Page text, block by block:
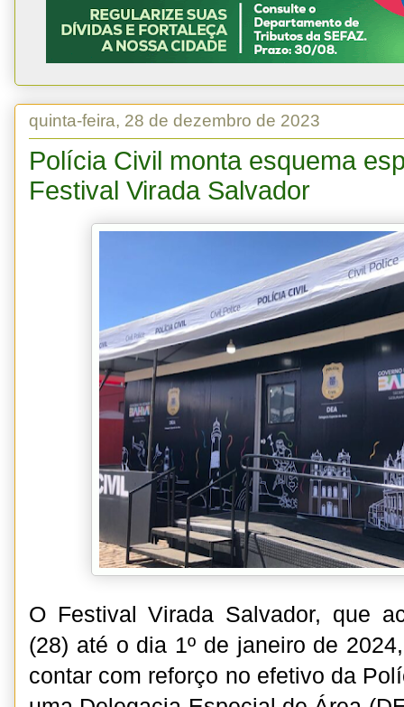
quinta-feira, 28 de dezembro de 2023
Polícia Civil monta esquema
Festival Virada Salvador
O Festival Virada Salvador, que
(28) até o dia 1º de janeiro de
contar com reforço no efetivo da